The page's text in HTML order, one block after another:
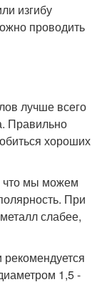
изгибу
проводить
лучше всего
Правильно
хороших
что мы можем
При
слабее,
1,5 -